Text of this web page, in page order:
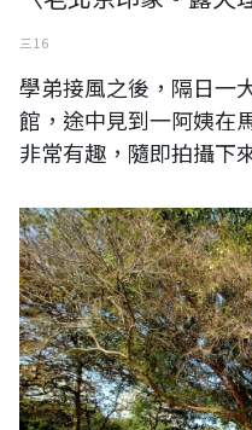
三 16
學弟接風之後，隔日一
館，途中見到一阿姨在
非常有趣，隨即拍攝下